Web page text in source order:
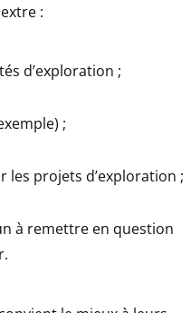
:
d’exploration ;
;
projets d’exploration ;
à remettre en question